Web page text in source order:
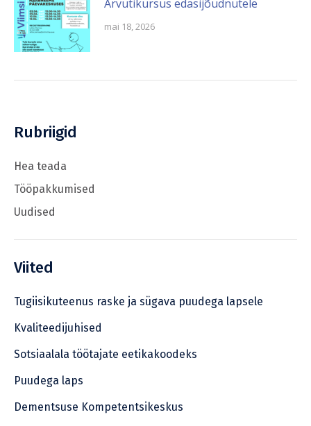
Arvutikursus edasijõudnutele
mai 18, 2026
Rubriigid
Hea teada
Tööpakkumised
Uudised
Viited
Tugiisikuteenus raske ja sügava puudega lapsele
Kvaliteedijuhised
Sotsiaalala töötajate eetikakoodeks
Puudega laps
Dementsuse Kompetentsikeskus